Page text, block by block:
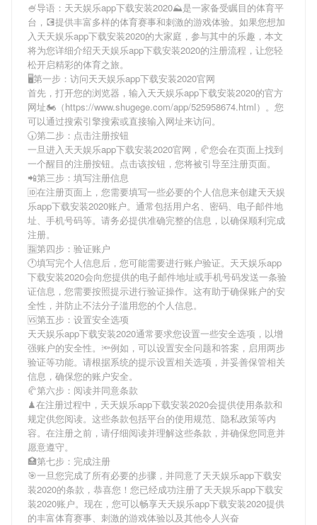
🍧导语： 天天娱乐app下载安装2020⛰是一家备受瞩目的体育平
台，💽提供丰富多样的体育赛事和刺激的游戏体验。如果您想加
入天天娱乐app下载安装2020的大家庭，参与其中的乐趣，本文
将为您详细介绍天天娱乐app下载安装2020的注册流程，让您轻
松开启精彩的体育之旅。
🖥第一步：访问天天娱乐app下载安装2020官网
首先，打开您的浏览器，输入天天娱乐app下载安装2020的官方
网址🏍（https://www.shugege.com/app/525958674.html）。您
可以通过搜索引擎搜索或直接输入网址来访问。
🕠第二步：点击注册按钮
一旦进入天天娱乐app下载安装2020官网，🥐您会在页面上找到
一个醒目的注册按钮。点击该按钮，您将被引导至注册页面。
📲第三步：填写注册信息
🆔在注册页面上，您需要填写一些必要的个人信息来创建天天娱
乐app下载安装2020账户。通常包括用户名、密码、电子邮件地
址、手机号码等。请务必提供准确完整的信息，以确保顺利完成
注册。
🈯第四步：验证账户
🕐填写完个人信息后，您可能需要进行账户验证。 天天娱乐app
下载安装2020会向您提供的电子邮件地址或手机号码发送一条验
证信息，您需要按照提示进行验证操作。这有助于确保账户的安
全性，并防止不法分子滥用您的个人信息。
🆚第五步：设置安全选项
天天娱乐app下载安装2020通常要求您设置一些安全选项，以增
强账户的安全性。🔦例如，可以设置安全问题和答案，启用两步
验证等功能。请根据系统的提示设置相关选项，并妥善保管相关
信息，确保您的账户安全。
🥐第六步：阅读并同意条款
♟在注册过程中， 天天娱乐app下载安装2020会提供使用条款和
规定供您阅读。这些条款包括平台的使用规范、隐私政策等内
容。在注册之前，请仔细阅读并理解这些条款，并确保您同意并
愿意遵守。
🏥第七步：完成注册
🎯一旦您完成了所有必要的步骤，并同意了天天娱乐app下载安
装2020的条款，恭喜您！您已经成功注册了天天娱乐app下载安
装2020账户。现在，您可以畅享天天娱乐app下载安装2020提供
的丰富体育赛事、刺激的游戏体验以及其他令人兴奋